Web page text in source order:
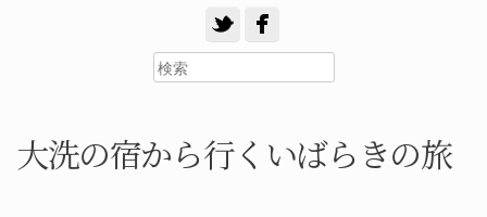
大洗の宿から行くいばらきの旅